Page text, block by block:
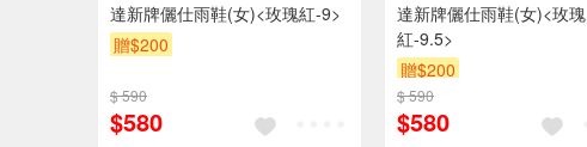
達新牌儷仕雨鞋(女)<玫瑰紅-9>
贈$200
$ 590
$580
達新牌儷仕雨鞋(女)<玫瑰
紅-9.5>
贈$200
$ 590
$580